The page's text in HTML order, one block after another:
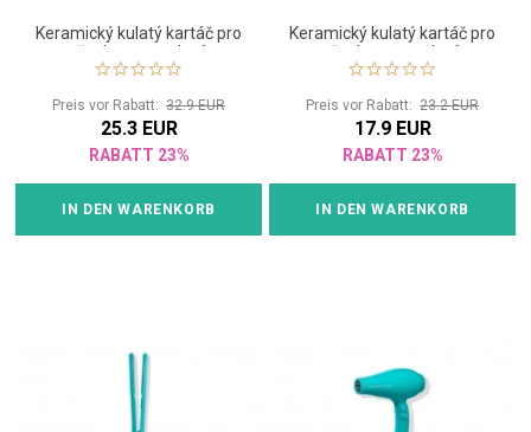
Keramický kulatý kartáč pro
všechny typy vlasů
Preis vor Rabatt: 32.9 EUR
25.3 EUR
RABATT 23%
IN DEN WARENKORB
Keramický kulatý kartáč pro
všechny typy vlasů
Preis vor Rabatt: 23.2 EUR
17.9 EUR
RABATT 23%
IN DEN WARENKORB